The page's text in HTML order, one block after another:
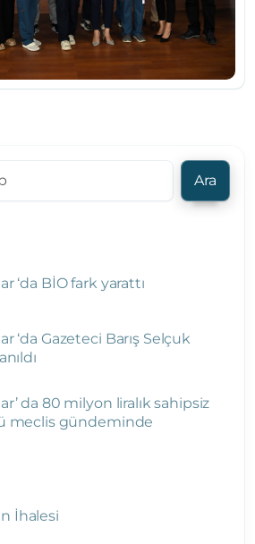
Ara
‘da BİO fark yarattı
‘da Gazeteci Barış Selçuk
da 80 milyon liralık sahipsiz
meclis gündeminde
İhalesi